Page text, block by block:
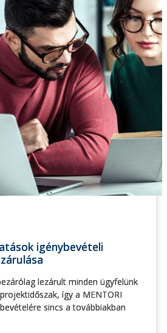
igénybevételi
lezárult minden ügyfelünk
így a MENTORI
sincs a továbbiakban